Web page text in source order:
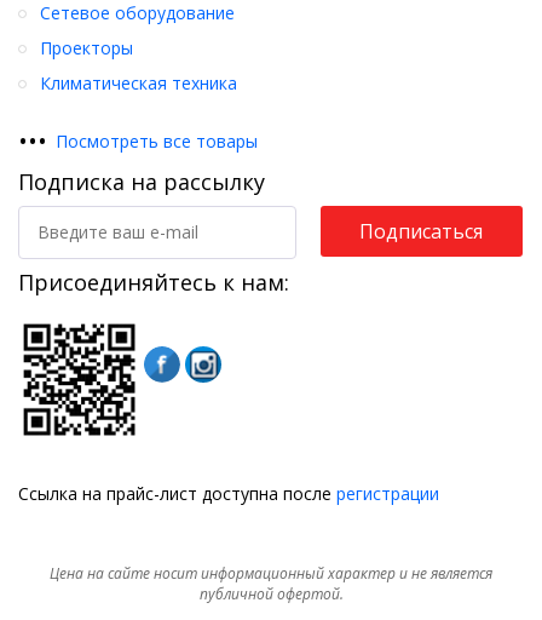
Сетевое оборудование
Проекторы
Климатическая техника
••• Посмотреть все товары
Подписка на рассылку
Подписаться
Присоединяйтесь к нам:
Ссылка на прайс-лист доступна после регистрации
Цена на сайте носит информационный характер и не является
публичной офертой.